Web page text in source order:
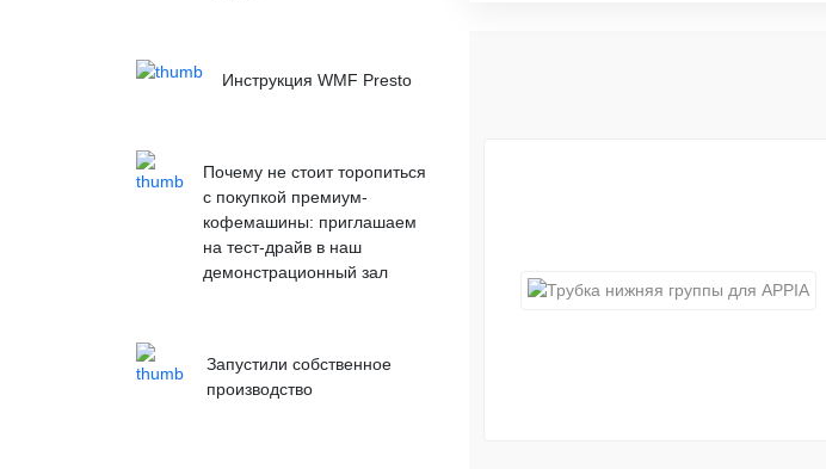
Инструкция WMF Presto
Почему не стоит торопиться
с покупкой премиум-
кофемашины: приглашаем
на тест-драйв в наш
демонстрационный зал
Запустили собственное
производство